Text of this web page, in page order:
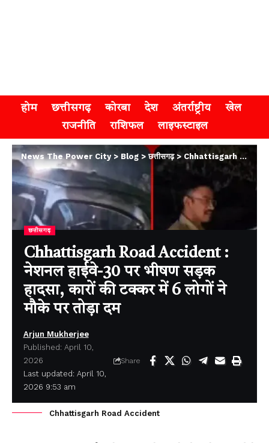
होम छत्तीसगढ़ कोरबा देश अंतर्राष्ट्रीय
खेल
राजनीति
राशिफल लाइफस्टाइल
News The Power City> Blog >छत्तीसगढ़> Chhattisgarh Road Accident : नेशनल हाईवे-30 पर भीषण सड़क हादसा, कारों की टक्कर में 6 लोगों ने मौके पर तोड़ा दम
छत्तीसगढ़
Chhattisgarh Road Accident :
नेशनल हाईवे-30 पर भीषण सड़क
हादसा, कारों की टक्कर में 6 लोगों ने
मौके पर तोड़ा दम
Last updated: April 10,
2026 9:53 am
Arjun Mukherjee
Published: April 10,
2026
Share
Chhattisgarh Road Accident